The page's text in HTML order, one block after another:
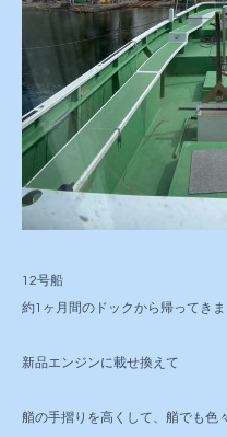
12号船
約1ヶ月間のドックから帰ってき
新品エンジンに載せ換えて
艏の手摺りを高くして、艏でも色